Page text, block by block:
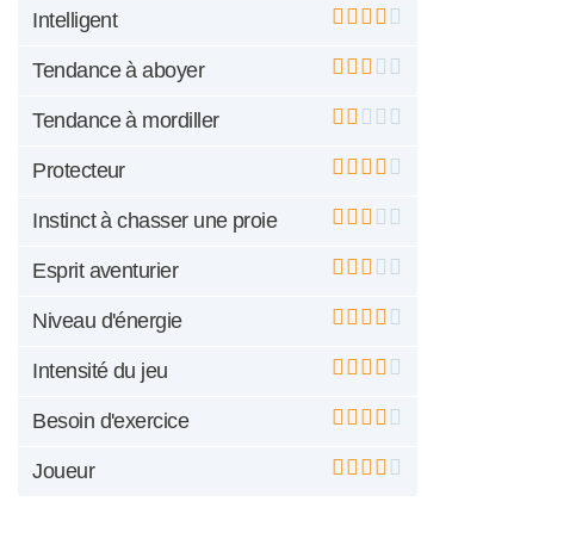
Intelligent
Tendance à aboyer
Tendance à mordiller
Protecteur
Instinct à chasser une proie
Esprit aventurier
Niveau d'énergie
Intensité du jeu
Besoin d'exercice
Joueur